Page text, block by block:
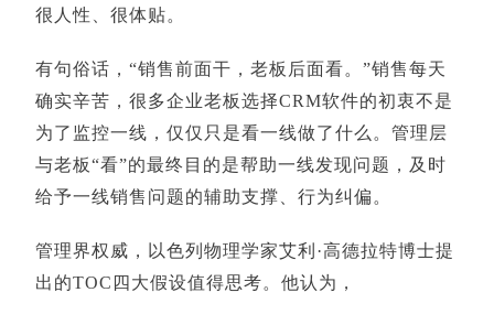
很人性、很体贴。
有句俗话，“销售前面干，老板后面看。”销售每天
确实辛苦，很多企业老板选择CRM软件的初衷不是
为了监控一线，仅仅只是看一线做了什么。管理层
与老板“看”的最终目的是帮助一线发现问题，及时
给予一线销售问题的辅助支撑、行为纠偏。
管理界权威，以色列物理学家艾利·高德拉特博士提
出的TOC四大假设值得思考。他认为，